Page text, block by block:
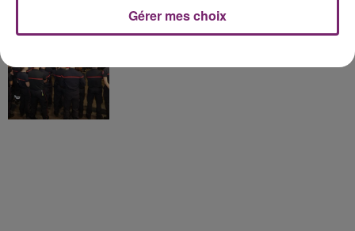
158 pompiers de la région sont
Gérer mes choix